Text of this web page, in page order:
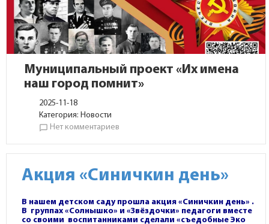
Муниципальный проект «Их имена
наш город помнит»
2025-11-18
Категория:Новости
chat_bubble_outline Нет комментариев
Акция «Синичкин день»
В нашем детском саду прошла акция «Синичкин день» .
В группах «Солнышко» и «Звёздочки» педагоги вместе
со своими воспитанниками сделали «съедобные Эко